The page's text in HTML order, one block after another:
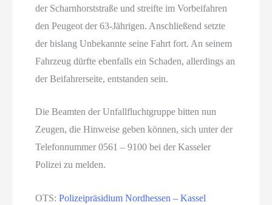
der Scharnhorststraße und streifte im Vorbeifahren
den Peugeot der 63-Jährigen. Anschließend setzte
der bislang Unbekannte seine Fahrt fort. An seinem
Fahrzeug dürfte ebenfalls ein Schaden, allerdings an
der Beifahrerseite, entstanden sein.
Die Beamten der Unfallfluchtgruppe bitten nun
Zeugen, die Hinweise geben können, sich unter der
Telefonnummer 0561 – 9100 bei der Kasseler
Polizei zu melden.
OTS:Polizeipräsidium Nordhessen – Kassel